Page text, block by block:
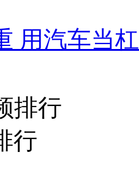
用汽车当
排行
行